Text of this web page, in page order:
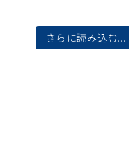
さらに読み込む...